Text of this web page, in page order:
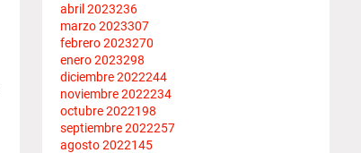
abril 2023236
marzo 2023307
febrero 2023270
enero 2023298
diciembre 2022244
noviembre 2022234
octubre 2022198
septiembre 2022257
agosto 2022145